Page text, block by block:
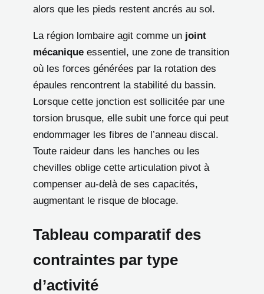
alors que les pieds restent ancrés au sol.
La région lombaire agit comme un joint
mécanique essentiel, une zone de transition
où les forces générées par la rotation des
épaules rencontrent la stabilité du bassin.
Lorsque cette jonction est sollicitée par une
torsion brusque, elle subit une force qui peut
endommager les fibres de l’anneau discal.
Toute raideur dans les hanches ou les
chevilles oblige cette articulation pivot à
compenser au-delà de ses capacités,
augmentant le risque de blocage.
Tableau comparatif des
contraintes par type
d’activité